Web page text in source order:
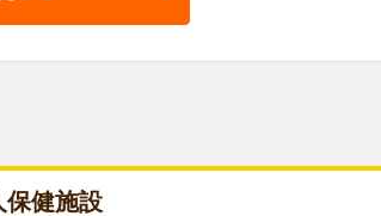
保健施設